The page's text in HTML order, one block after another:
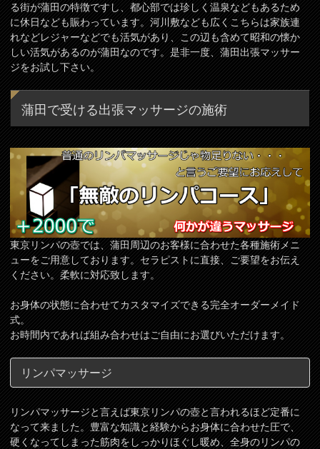
る街が蒲田の特徴ですし、都心部では珍しく温泉などもあるため
に休日なども賑わっています。河川敷なども広くこちらは家族連
れなどレジャーなどでも活気があり、この辺も含めて昭和の懐か
しい活気があるのが蒲田なのです。是非一度、蒲田出張マッサー
ジをお試し下さい。
蒲田で受ける出張マッサージの施術
東京リンパの壺では、蒲田周辺のお客様に合わせた各種施術メニ
ューをご用意しております。セラピストに直接、ご要望をお伝え
ください。柔軟に対応致します。
お身体の状態に合わせてカスタマイズできる完全オーダーメイド
式。
お時間内であれば組み合わせはご自由にお選びいただけます。
リンパマッサージ
リンパマッサージと言えば東京リンパの壺と言われるほど定番に
なって来ました。豊富な知識と経験からお身体に合わせた圧で、
硬くなってしまった筋肉をしっかりほぐし暖め、全身のリンパの